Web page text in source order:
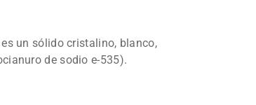
un sólido cristalino, blanco,
de sodio e-535).